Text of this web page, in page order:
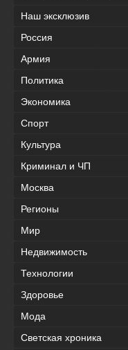
Наш эксклюзив
Россия
Армия
Политика
Экономика
Спорт
Культура
Криминал и ЧП
Москва
Регионы
Мир
Недвижимость
Технологии
Здоровье
Мода
Светская хроника